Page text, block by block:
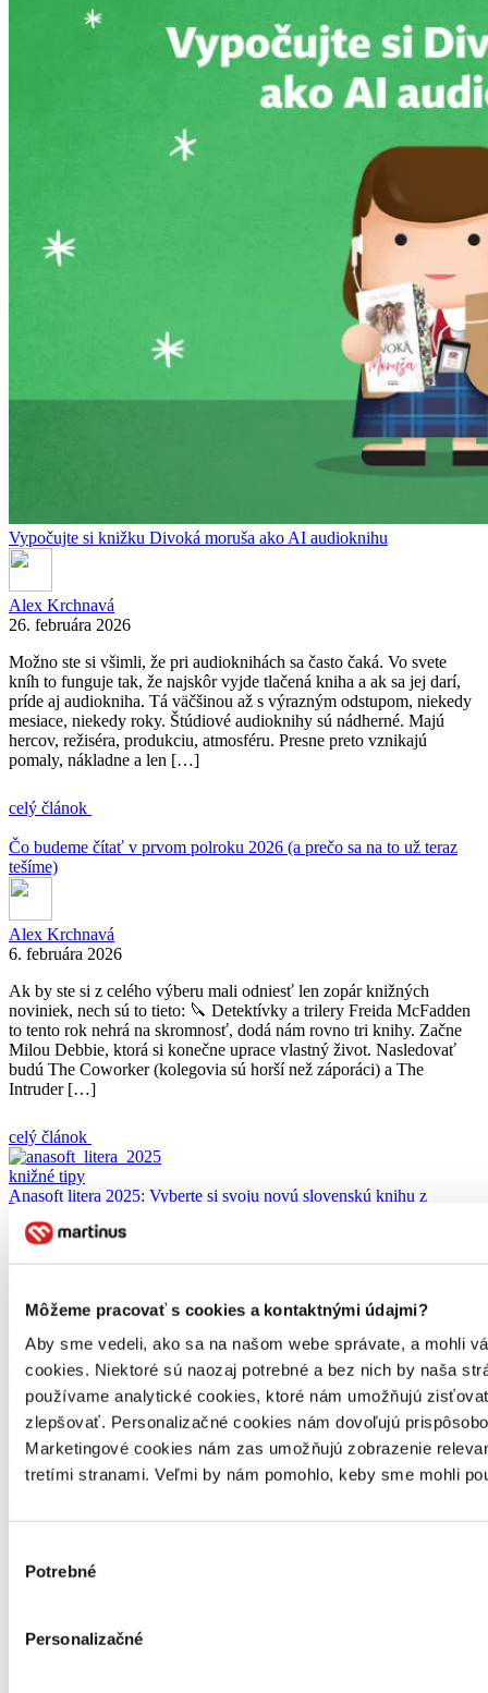
Môžeme pracovať s cookies a kontaktnými údajmi?
Aby sme vedeli, ako sa na našom webe správate, a mohli
cookies. Niektoré sú naozaj potrebné a bez nich by naša
používame analytické cookies, ktoré nám umožňujú
zlepšovať. Personalizačné cookies nám dovoľujú
Marketingové cookies nám zas umožňujú zobrazenie
tretími stranami. Veľmi by nám pomohlo, keby sme mohli
súhlasu
Potrebné
Personalizačné
Vypočujte si knižku Divoká moruša ako AI audioknihu
Alex Krchnavá
26. februára 2026
Možno ste si všimli, že pri audioknihách sa často čaká. Vo svete
kníh to funguje tak, že najskôr vyjde tlačená kniha a ak sa jej darí,
príde aj audiokniha. Tá väčšinou až s výrazným odstupom, niekedy
mesiace, niekedy roky. Štúdiové audioknihy sú nádherné. Majú
hercov, režiséra, produkciu, atmosféru. Presne preto vznikajú
pomaly, nákladne a len […]
celý článok
Čo budeme čítať v prvom polroku 2026 (a prečo sa na to už teraz
tešíme)
Alex Krchnavá
6. februára 2026
Ak by ste si z celého výberu mali odniesť len zopár knižných
noviniek, nech sú to tieto: 🔪 Detektívky a trilery Freida McFadden
to tento rok nehrá na skromnosť, dodá nám rovno tri knihy. Začne
Milou Debbie, ktorá si konečne uprace vlastný život. Nasledovať
budú The Coworker (kolegovia sú horší než záporáci) a The
Intruder […]
celý článok
knižné tipy
Anasoft litera 2025: Vyberte si svoju novú slovenskú knihu z
17. apríla 2025
Poznáme finálovú desiatku kníh nominovaných na prestížne
ocenenie Anasoft litera 2025. Vo výbere sú knihy etablovaných
slovenských autoriek a autorov, ale aj tvorcov, ktorí boli doposiaľ
menej známi. V minulom roku vyšlo na Slovensku 125 pôvodných
prozaických kníh, z ktorých odborná porota vybrala 10 titulov.
Medzi témami dominujú rodinná pamäť, napätie medzi domovom a
cudzinou […]